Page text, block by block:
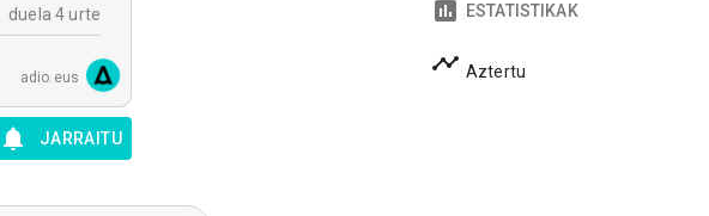
duela 4 urte
adio.eus
JARRAITU
ESTATISTIKAK
Aztertu